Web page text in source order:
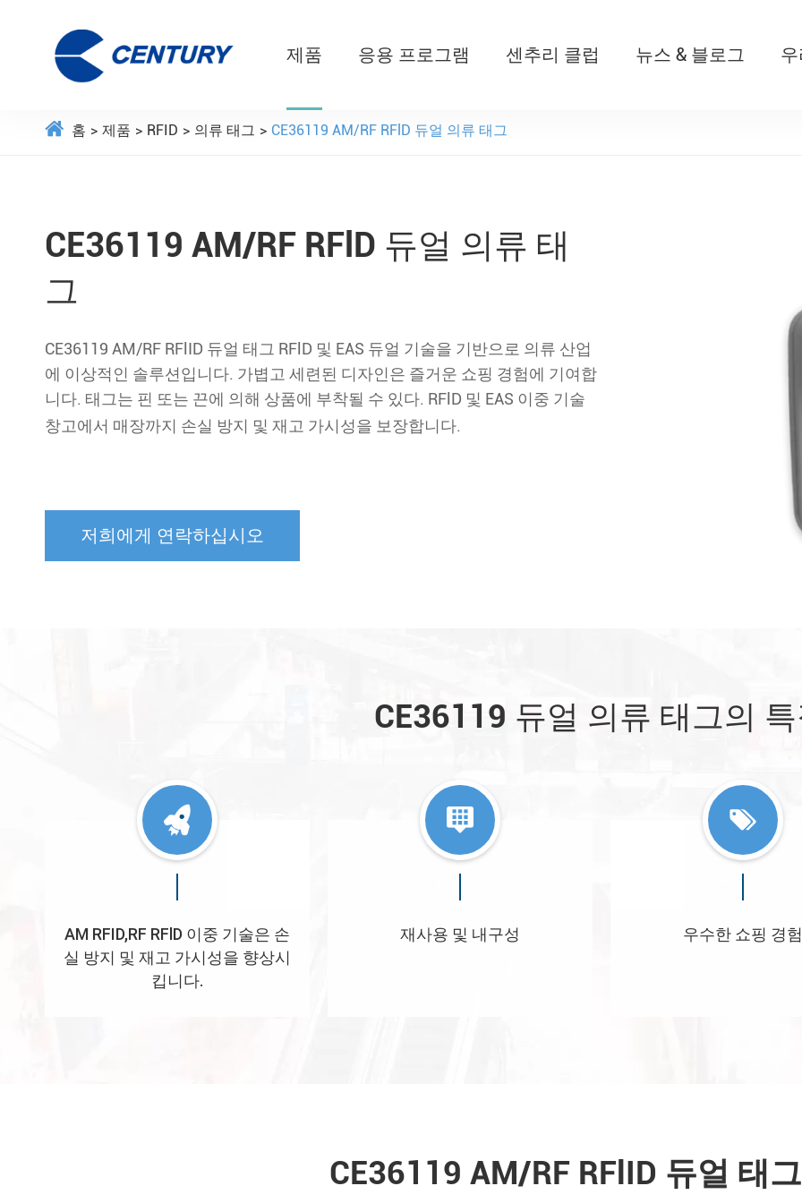
제품 응용 프로그램 센추리 클럽 뉴스 & 블로그
홈 제품 RFID 의류 태그 CE36119 AM/RF RFlD 듀얼 의류 태그
CE36119 AM/RF RFlD 듀얼 의류 태
그
CE36119 AM/RF RFlID 듀얼 태그 RFlD 및 EAS 듀얼 기술을 기반으로 의류 산업
에 이상적인 솔루션입니다. 가볍고 세련된 디자인은 즐거운 쇼핑 경험에 기여합
니다. 태그는 핀 또는 끈에 의해 상품에 부착될 수 있다. RFlD 및 EAS 이중 기술
창고에서 매장까지 손실 방지 및 재고 가시성을 보장합니다.
저희에게 연락하십시오
CE36119 듀얼 의류 태그의
AM RFID,RF RFlD 이중 기술은 손
실 방지 및 재고 가시성을 향상시
킵니다.
재사용 및 내구성 우수한 쇼핑 경험
CE36119 AM/RF RFlID 듀얼 태